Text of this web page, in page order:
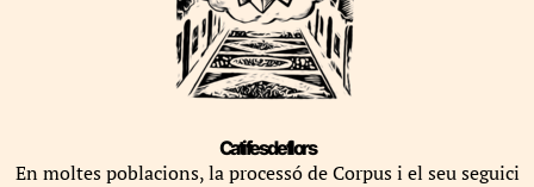
Catifes de flors
En moltes poblacions, la processó de Corpus i el seu seguici